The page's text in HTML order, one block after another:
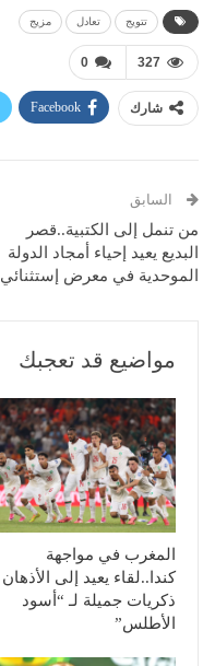
تتويج تعادل مزيج
0 327
شارك Facebook
السابق
من تنمل إلى الكتبية..قصر
البديع يعيد إحياء أمجاد الدولة
الموحدية في معرض إستثنائي
مواضيع قد تعجبك
المغرب في مواجهة
كندا..لقاء يعيد إلى الأذهان
ذكريات جميلة لـ “أسود
الأطلس”